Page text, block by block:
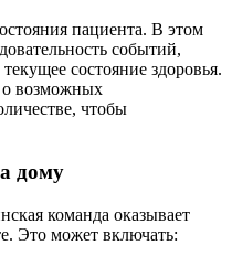
пациента. В этом
событий,
состояние здоровья.
возможных
чтобы
дому
команда оказывает
Это может включать: